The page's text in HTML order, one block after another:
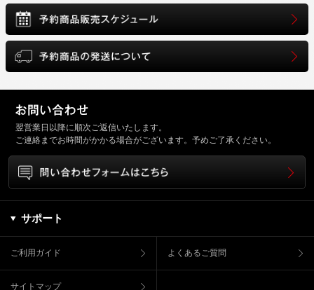
翌営業日以降に順次ご返信いたします。
ご連絡までお時間がかかる場合がございます。予めご了承ください。
サポート
ご利用ガイド よくあるご質問
サイトマップ